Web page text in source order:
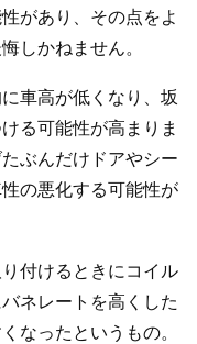
があり、その点をよ
しかねません。
車高が低くなり、坂
る可能性が高まりま
ぶんだけドアやシー
の悪化する可能性が
付けるときにコイル
ネレートを高くした
なったというもの。